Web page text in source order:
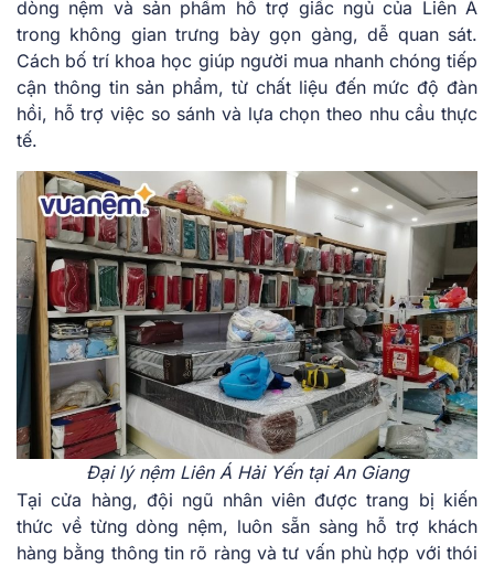
dòng nệm và sản phẩm hỗ trợ giấc ngủ của Liên Á
trong không gian trưng bày gọn gàng, dễ quan sát.
Cách bố trí khoa học giúp người mua nhanh chóng tiếp
cận thông tin sản phẩm, từ chất liệu đến mức độ đàn
hồi, hỗ trợ việc so sánh và lựa chọn theo nhu cầu thực
tế.
Đại lý nệm Liên Á Hải Yến tại An Giang
Tại cửa hàng, đội ngũ nhân viên được trang bị kiến
thức về từng dòng nệm, luôn sẵn sàng hỗ trợ khách
hàng bằng thông tin rõ ràng và tư vấn phù hợp với thói